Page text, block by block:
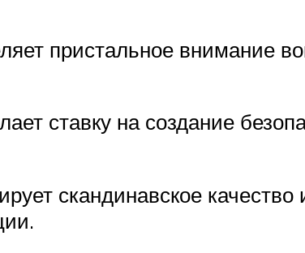
пристальное внимание
ставку на создание
скандинавское